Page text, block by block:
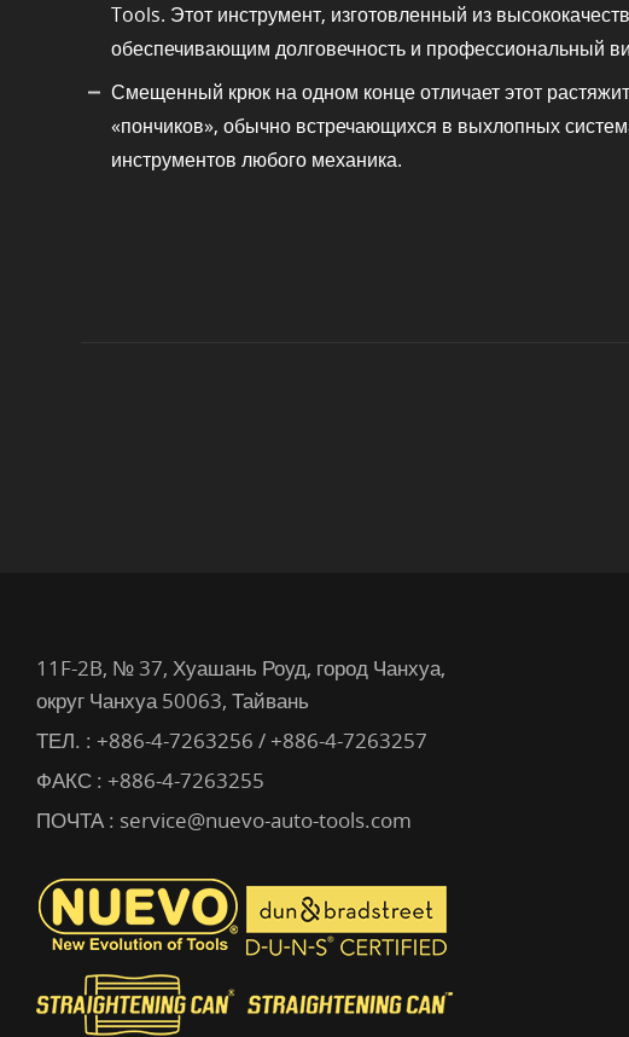
Tools. Этот инструмент, изготовленный из
обеспечивающим долговечность и профессиональный
Смещенный крюк на одном конце отличает этот
«пончиков», обычно встречающихся в выхлопных
инструментов любого механика.
11F-2B, № 37, Хуашань Роуд, город Чанхуа,
округ Чанхуа 50063, Тайвань
ТЕЛ. : +886-4-7263256 / +886-4-7263257
ФАКС : +886-4-7263255
ПОЧТА : service@nuevo-auto-tools.com